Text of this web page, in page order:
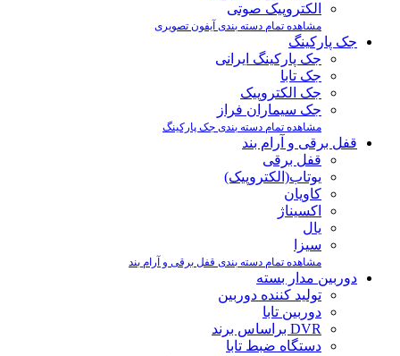
الکتروپیک صوتی
مشاهده تمام دسته بندی آیفون تصویری
جک پارکینگ
جک پارکینگ ایرانی
جک تابا
جک الکتروپیک
جک سیماران فراز
مشاهده تمام دسته بندی جک پارکینگ
قفل برقی و آرام بند
قفل برقی
یوتاب(الکتروپیک)
کاویان
اکسیناژ
یال
سیزا
مشاهده تمام دسته بندی قفل برقی و آرام بند
دوربین مدار بسته
تولید کننده دوربین
دوربین تابا
DVR براساس برند
دستگاه ضبط تابا